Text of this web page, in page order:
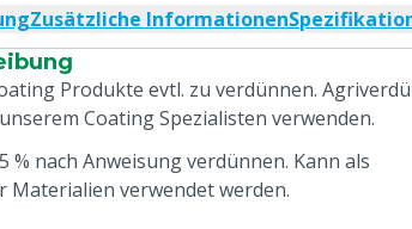
Zusätzliche Informationen
Produkte evtl. zu verdünnen.
Coating Spezialisten verwenden.
% nach Anweisung verdünnen. Kann als
Materialien verwendet werden.